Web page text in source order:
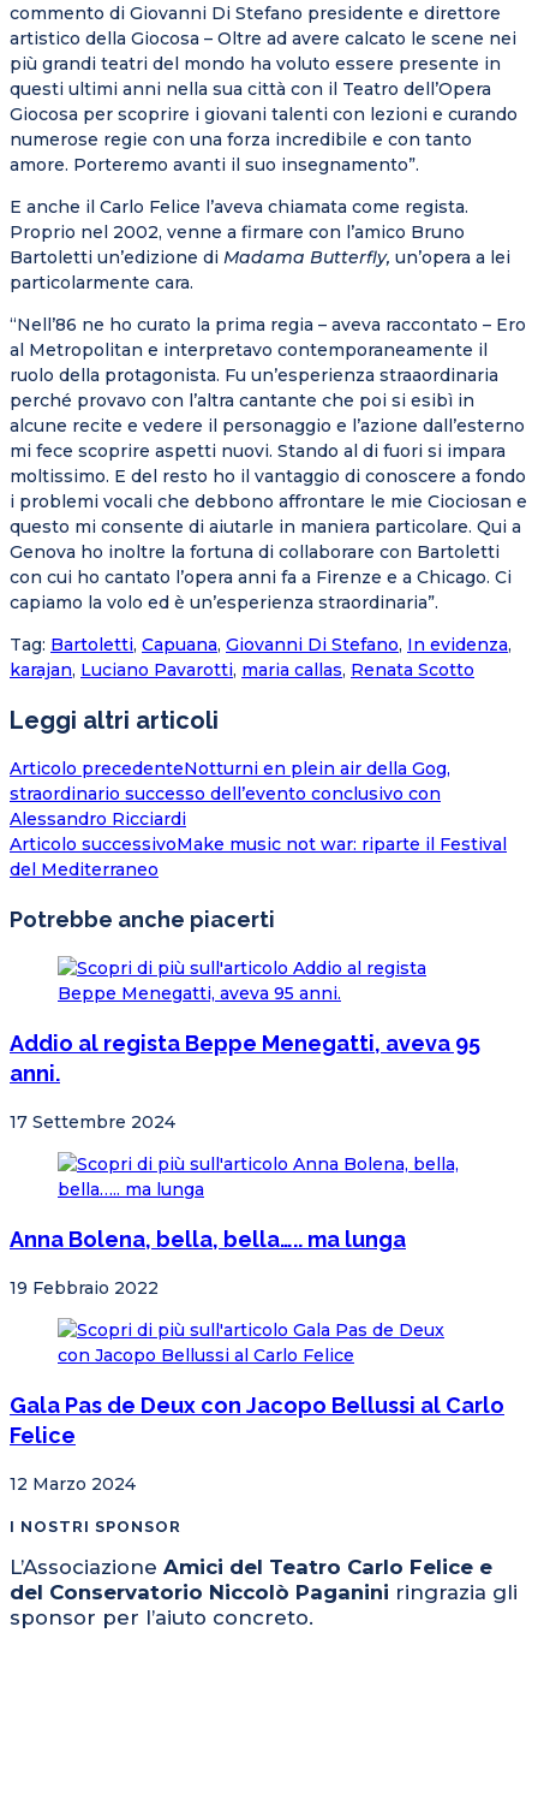
commento di Giovanni Di Stefano presidente e direttore
artistico della Giocosa – Oltre ad avere calcato le scene nei
più grandi teatri del mondo ha voluto essere presente in
questi ultimi anni nella sua città con il Teatro dell’Opera
Giocosa per scoprire i giovani talenti con lezioni e curando
numerose regie con una forza incredibile e con tanto
amore. Porteremo avanti il suo insegnamento”.
E anche il Carlo Felice l’aveva chiamata come regista.
Proprio nel 2002, venne a firmare con l’amico Bruno
Bartoletti un’edizione di Madama Butterfly, un’opera a lei
particolarmente cara.
“Nell’86 ne ho curato la prima regia – aveva raccontato – Ero
al Metropolitan e interpretavo contemporaneamente il
ruolo della protagonista. Fu un’esperienza straaordinaria
perché provavo con l’altra cantante che poi si esibì in
alcune recite e vedere il personaggio e l’azione dall’esterno
mi fece scoprire aspetti nuovi. Stando al di fuori si impara
moltissimo. E del resto ho il vantaggio di conoscere a fondo
i problemi vocali che debbono affrontare le mie Ciociosan e
questo mi consente di aiutarle in maniera particolare. Qui a
Genova ho inoltre la fortuna di collaborare con Bartoletti
con cui ho cantato l’opera anni fa a Firenze e a Chicago. Ci
capiamo la volo ed è un’esperienza straordinaria”.
Tag: Bartoletti, Capuana, Giovanni Di Stefano, In evidenza,
karajan, Luciano Pavarotti, maria callas, Renata Scotto
Leggi altri articoli
Articolo precedenteNotturni en plein air della Gog,
straordinario successo dell’evento conclusivo con
Alessandro Ricciardi
Articolo successivoMake music not war: riparte il Festival
del Mediterraneo
Potrebbe anche piacerti
Addio al regista Beppe Menegatti, aveva 95
anni.
17 Settembre 2024
Anna Bolena, bella, bella….. ma lunga
19 Febbraio 2022
Gala Pas de Deux con Jacopo Bellussi al Carlo
Felice
12 Marzo 2024
I NOSTRI SPONSOR
L’Associazione Amici del Teatro Carlo Felice e
del Conservatorio Niccolò Paganini ringrazia gli
sponsor per l’aiuto concreto.